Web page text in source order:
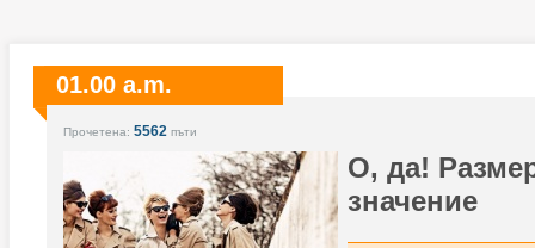
01.00 a.m.
Прочетена: 5562 пъти
О, да!
значение